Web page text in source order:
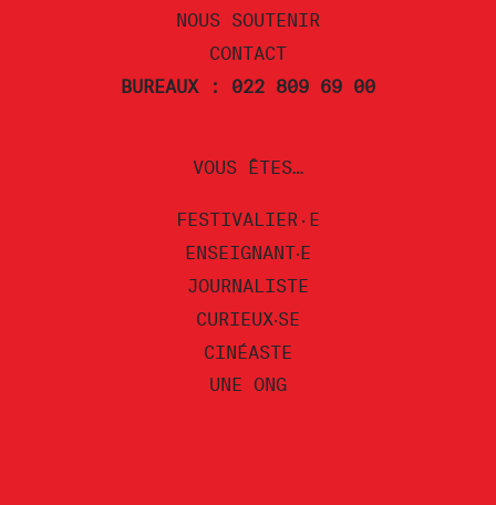
NOUS SOUTENIR
CONTACT
BUREAUX : 022 809 69 00
VOUS ÊTES…
FESTIVALIER·E
ENSEIGNANT‧E
JOURNALISTE
CURIEUX‧SE
CINÉASTE
UNE ONG